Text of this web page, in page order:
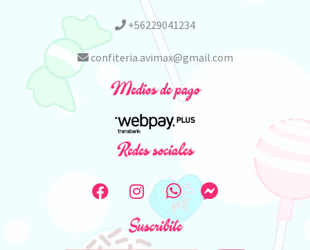
+56229041234
confiteria.avimax@gmail.com
Medios de pago
Redes sociales
Suscribite